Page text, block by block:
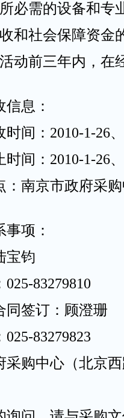
必需的设备和专
和社会保障资金
动前三年内，在
息：
间：2010-1-26
间：2010-1-26
南京市政府采
项：
宝钧
83279810
签订：顾澄珊
83279823
购中心（北京西